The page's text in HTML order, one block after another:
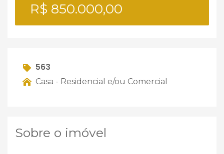
R$ 850.000,00
563
Casa - Residencial e/ou Comercial
Sobre o imóvel